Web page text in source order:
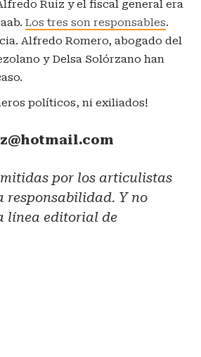
Ruiz y el fiscal general era
Los tres son responsables.
Alfredo Romero, abogado del
y Delsa Solórzano han
políticos, ni exiliados!
por los articulistas
responsabilidad. Y no
línea editorial de